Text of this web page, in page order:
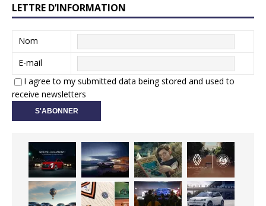
LETTRE D’INFORMATION
Nom
E-mail
I agree to my submitted data being stored and used to
receive newsletters